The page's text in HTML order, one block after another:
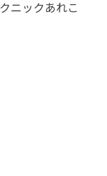
ニックあれこ